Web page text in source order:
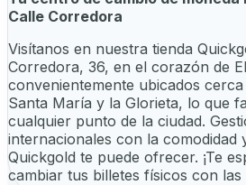
Calle Corredora
Visítanos en nuestra tienda
Corredora, 36, en el corazón de
convenientemente ubicados cerca
Santa María y la Glorieta, lo que
cualquier punto de la ciudad.
internacionales con la comodidad
Quickgold te puede ofrecer. ¡Te
cambiar tus billetes físicos con